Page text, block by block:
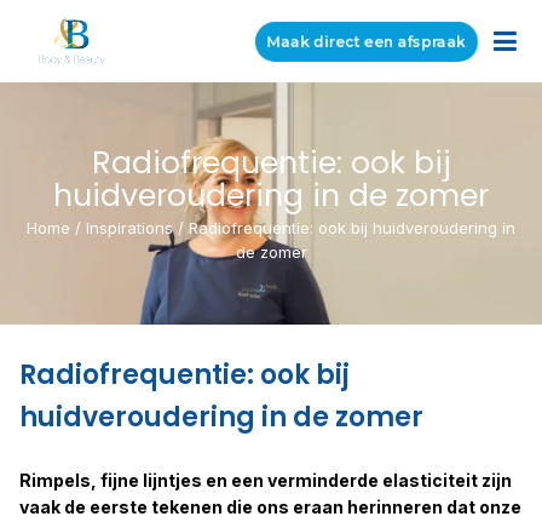
Maak direct een afspraak
Radiofrequentie: ook bij
huidveroudering in de zomer
Home / Inspirations / Radiofrequentie: ook bij huidveroudering in
de zomer
Radiofrequentie: ook bij
huidveroudering in de zomer
Rimpels, fijne lijntjes en een verminderde elasticiteit zijn
vaak de eerste tekenen die ons eraan herinneren dat onze